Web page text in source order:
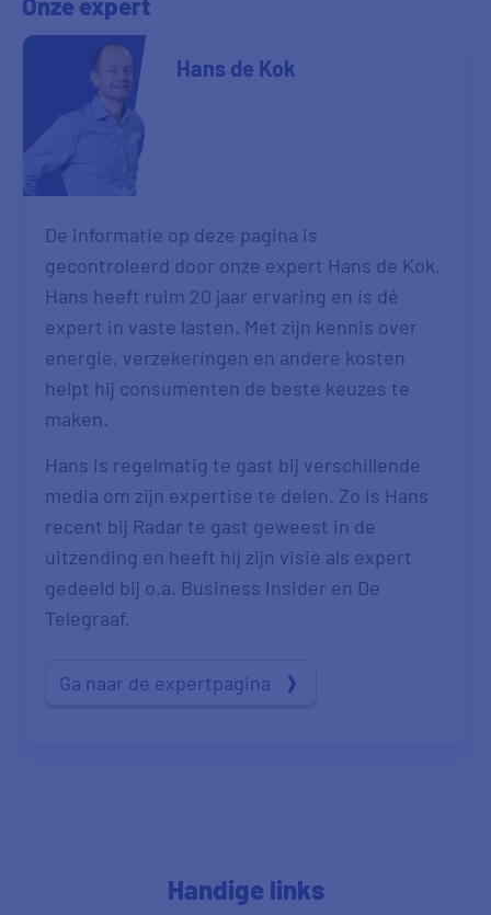
Hans de Kok
De informatie op deze pagina is
gecontroleerd door onze expert Hans de Kok.
Hans heeft ruim 20 jaar ervaring en is dé
expert in vaste lasten. Met zijn kennis over
energie, verzekeringen en andere kosten
helpt hij consumenten de beste keuzes te
maken.
Hans is regelmatig te gast bij verschillende
media om zijn expertise te delen. Zo is Hans
recent bij Radar te gast geweest in de
uitzending en heeft hij zijn visie als expert
gedeeld bij o.a. Business Insider en De
Telegraaf.
Ga naar de expertpagina
Handige links